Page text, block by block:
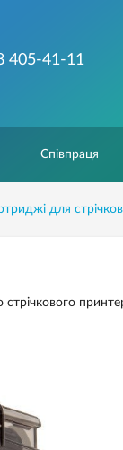
405-41-11
Співпраця
для